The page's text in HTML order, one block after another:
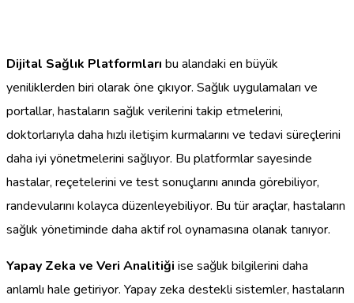
Dijital Sağlık Platformları bu alandaki en büyük
yeniliklerden biri olarak öne çıkıyor. Sağlık uygulamaları ve
portallar, hastaların sağlık verilerini takip etmelerini,
doktorlarıyla daha hızlı iletişim kurmalarını ve tedavi süreçlerini
daha iyi yönetmelerini sağlıyor. Bu platformlar sayesinde
hastalar, reçetelerini ve test sonuçlarını anında görebiliyor,
randevularını kolayca düzenleyebiliyor. Bu tür araçlar, hastaların
sağlık yönetiminde daha aktif rol oynamasına olanak tanıyor.
Yapay Zeka ve Veri Analitiği ise sağlık bilgilerini daha
anlamlı hale getiriyor. Yapay zeka destekli sistemler, hastaların